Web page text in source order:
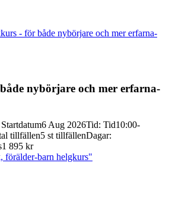
- för både nybörjare och mer erfarna-
nybörjare och mer erfarna-
Startdatum6 Aug 2026Tid: Tid10:00-
tillfällen5 st tillfällenDagar:
1 895 kr
förälder-barn helgkurs"